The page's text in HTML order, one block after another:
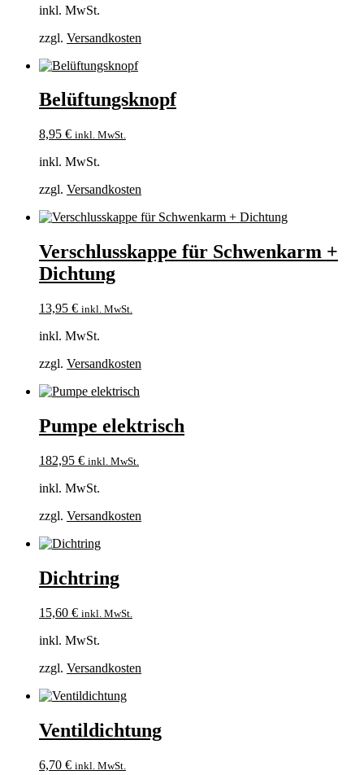
inkl. MwSt.
zzgl. Versandkosten
Belüftungsknopf
8,95 € inkl. MwSt.
inkl. MwSt.
zzgl. Versandkosten
Verschlusskappe für Schwenkarm +
Dichtung
13,95 € inkl. MwSt.
inkl. MwSt.
zzgl. Versandkosten
Pumpe elektrisch
182,95 € inkl. MwSt.
inkl. MwSt.
zzgl. Versandkosten
Dichtring
15,60 € inkl. MwSt.
inkl. MwSt.
zzgl. Versandkosten
Ventildichtung
6,70 € inkl. MwSt.